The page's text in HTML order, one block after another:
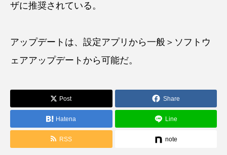
ザに推奨されている。
アップデートは、設定アプリから一般＞ソフトウ
ェアアップデートから可能だ。
Post Share
Hatena Line
RSS note